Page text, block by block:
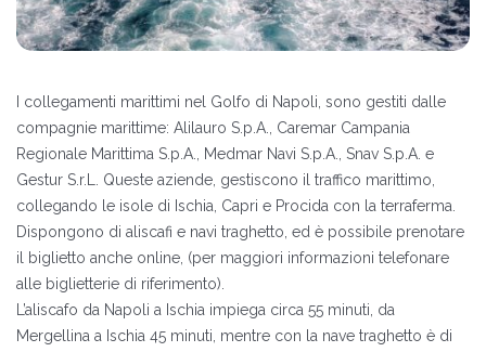
I collegamenti marittimi nel Golfo di Napoli, sono gestiti dalle
compagnie marittime: Alilauro S.p.A., Caremar Campania
Regionale Marittima S.p.A., Medmar Navi S.p.A., Snav S.p.A. e
Gestur S.r.L. Queste aziende, gestiscono il traffico marittimo,
collegando le isole di Ischia, Capri e Procida con la terraferma.
Dispongono di aliscafi e navi traghetto, ed è possibile prenotare
il biglietto anche online, (per maggiori informazioni telefonare
alle biglietterie di riferimento).
L’aliscafo da Napoli a Ischia impiega circa 55 minuti, da
Mergellina a Ischia 45 minuti, mentre con la nave traghetto è di